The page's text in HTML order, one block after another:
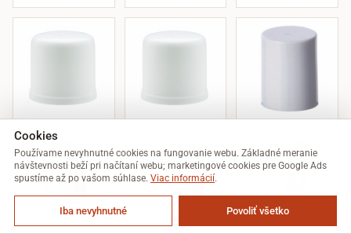
Cookies
Používame nevyhnutné cookies na fungovanie webu. Základné meranie
návštevnosti beží pri načítaní webu; marketingové cookies pre Google Ads
spustíme až po vašom súhlase. Viac informácií.
Iba nevyhnutné Povoliť všetko